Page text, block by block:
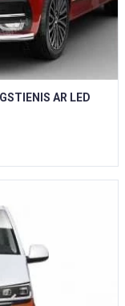
AR LED